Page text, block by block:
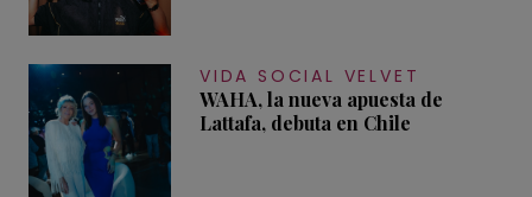
VIDA SOCIAL VELVET
WAHA, la nueva apuesta de
Lattafa, debuta en Chile